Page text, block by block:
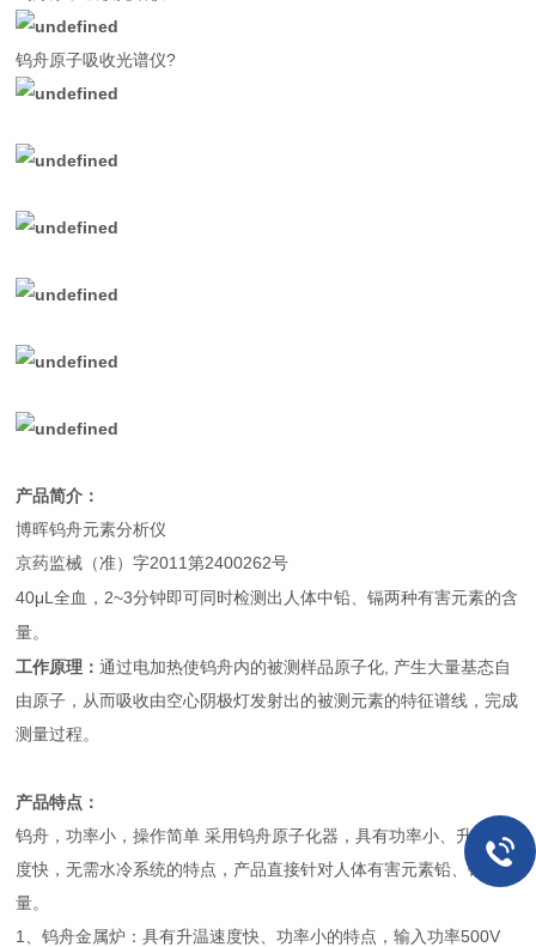
钨舟原子吸收光谱仪?
产品简介：
博晖钨舟元素分析仪
京药监械（准）字2011第2400262号
40μL全血，2~3分钟即可同时检测出人体中铅、镉两种有害元素的含
量。
工作原理：通过电加热使钨舟内的被测样品原子化 产生大量基态自
由原子，从而吸收由空心阴极灯发射出的被测元素的特征谱线，完成
测量过程。
产品特点：
钨舟，功率小，操作简单 采用钨舟原子化器，具有功率小、升温速
度快，无需水冷系统的特点，产品直接针对人体有害元素铅、镉的测
量。
1 、钨舟金属炉：具有升温速度快、功率小的特点，输入功率500V